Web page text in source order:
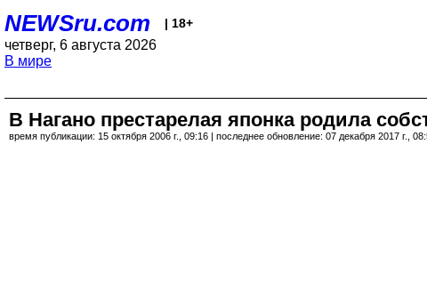
NEWSru.com | 18+
четверг, 6 августа 2026
В мире
В Нагано престарелая японка родила
время публикации: 15 октября 2006 г., 09:16 | последнее обновление: 07 декабря 2017 г.,